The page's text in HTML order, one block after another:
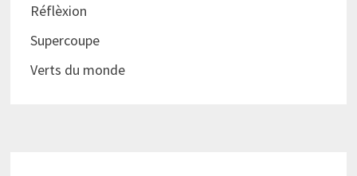
Réflèxion
Supercoupe
Verts du monde